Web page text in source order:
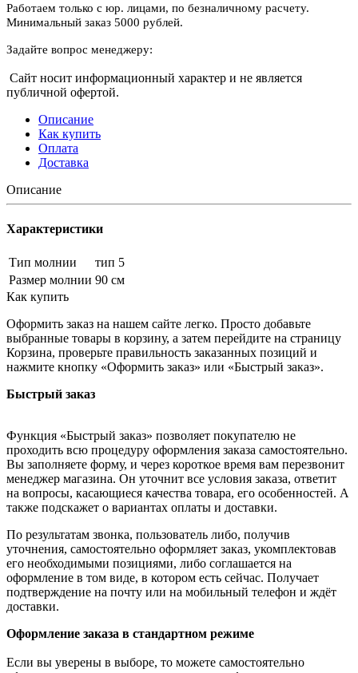
Работаем только с юр. лицами, по безналичному расчету.
Минимальный заказ 5000 рублей.
Задайте вопрос менеджеру:
Сайт носит информационный характер и не является
публичной офертой.
Описание
Как купить
Оплата
Доставка
Описание
Характеристики
Тип молнии
тип 5
Размер молнии 90 см
Как купить
Оформить заказ на нашем сайте легко. Просто добавьте
выбранные товары в корзину, а затем перейдите на страницу
Корзина, проверьте правильность заказанных позиций и
нажмите кнопку «Оформить заказ» или «Быстрый заказ».
Быстрый заказ
Функция «Быстрый заказ» позволяет покупателю не
проходить всю процедуру оформления заказа самостоятельно.
Вы заполняете форму, и через короткое время вам перезвонит
менеджер магазина. Он уточнит все условия заказа, ответит
на вопросы, касающиеся качества товара, его особенностей. А
также подскажет о вариантах оплаты и доставки.
По результатам звонка, пользователь либо, получив
уточнения, самостоятельно оформляет заказ, укомплектовав
его необходимыми позициями, либо соглашается на
оформление в том виде, в котором есть сейчас. Получает
подтверждение на почту или на мобильный телефон и ждёт
доставки.
Оформление заказа в стандартном режиме
Если вы уверены в выборе, то можете самостоятельно